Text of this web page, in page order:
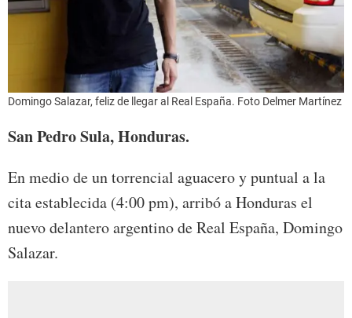
Domingo Salazar, feliz de llegar al Real España. Foto Delmer Martínez
San Pedro Sula, Honduras.
En medio de un torrencial aguacero y puntual a la
cita establecida (4:00 pm), arribó a Honduras el
nuevo delantero argentino de Real España, Domingo
Salazar.